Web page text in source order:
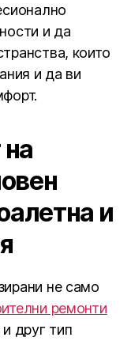
и да
които
и да ви
и
не само
ремонти
друг тип